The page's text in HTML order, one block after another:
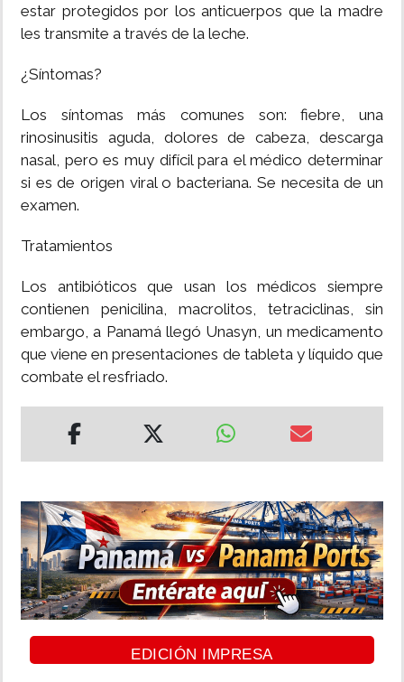
estar protegidos por los anticuerpos que la madre
les transmite a través de la leche.
¿Síntomas?
Los síntomas más comunes son: fiebre, una
rinosinusitis aguda, dolores de cabeza, descarga
nasal, pero es muy difícil para el médico determinar
si es de origen viral o bacteriana. Se necesita de un
examen.
Tratamientos
Los antibióticos que usan los médicos siempre
contienen penicilina, macrolitos, tetraciclinas, sin
embargo, a Panamá llegó Unasyn, un medicamento
que viene en presentaciones de tableta y líquido que
combate el resfriado.
EDICIÓN IMPRESA